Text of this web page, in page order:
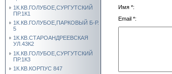
1К.КВ.ГОЛУБОЕ,СУРГУТСКИЙ
ПР.1К1
1К.КВ.ГОЛУБОЕ,ПАРКОВЫЙ Б-Р.
5
1К.КВ.СТАРОАНДРЕЕВСКАЯ
УЛ.43К2
1К.КВ.ГОЛУБОЕ,СУРГУТСКИЙ
ПР.1К3
1К.КВ.КОРПУС 847
Имя *:
Email *: